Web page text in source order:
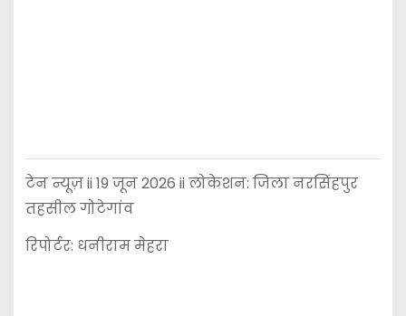
टेन न्यूज़ ii 19 जून 2026 ii लोकेशन: जिला नरसिंहपुर
तहसील गोटेगांव
रिपोर्टर: धनीराम मेहरा